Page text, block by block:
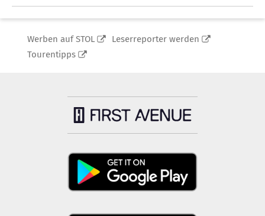
Werben auf STOL
Leserreporter werden
Tourentipps